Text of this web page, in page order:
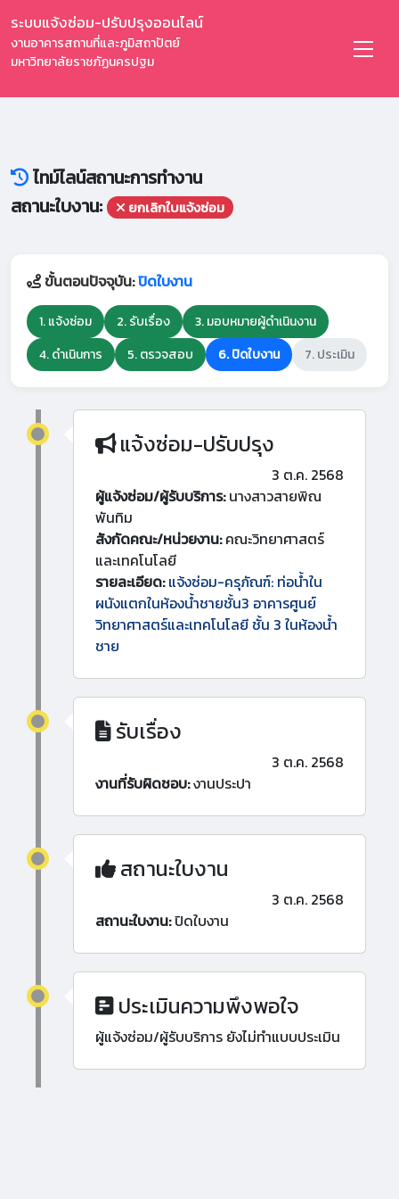
ระบบแจ้งซ่อม-ปรับปรุงออนไลน์
งานอาคารสถานที่และภูมิสถาปัตย์
มหาวิทยาลัยราชภัฏนครปฐม
ไทม์ไลน์สถานะการทำงาน
สถานะใบงาน:
ยกเลิกใบแจ้งซ่อม
ขั้นตอนปัจจุบัน:ปิดใบงาน
1. แจ้งซ่อม 2. รับเรื่อง
3. มอบหมายผู้ดำเนินงาน
4. ดำเนินการ
5. ตรวจสอบ 6. ปิดใบงาน 7. ประเมิน
แจ้งซ่อม-ปรับปรุง
3 ต.ค. 2568
ผู้แจ้งซ่อม/ผู้รับบริการ:นางสาวสายพิณ
พันทิม
สังกัดคณะ/หน่วยงาน:คณะวิทยาศาสตร์
และเทคโนโลยี
รายละเอียด: แจ้งซ่อม-ครุภัณฑ์: ท่อน้ำใน
ผนังแตกในห้องน้ำชายชั้น3 อาคารศูนย์
วิทยาศาสตร์และเทคโนโลยี ชั้น 3 ในห้องน้ำ
ชาย
รับเรื่อง
3 ต.ค. 2568
งานที่รับผิดชอบ:งานประปา
สถานะใบงาน
3 ต.ค. 2568
สถานะใบงาน:ปิดใบงาน
ประเมินความพึงพอใจ
ผู้แจ้งซ่อม/ผู้รับบริการ ยังไม่ทำแบบประเมิน